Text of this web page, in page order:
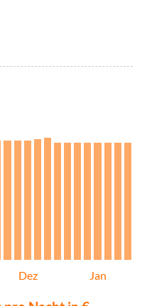
Dez Jan